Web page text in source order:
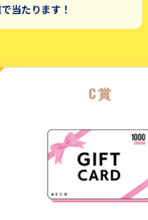
当たります！
C賞